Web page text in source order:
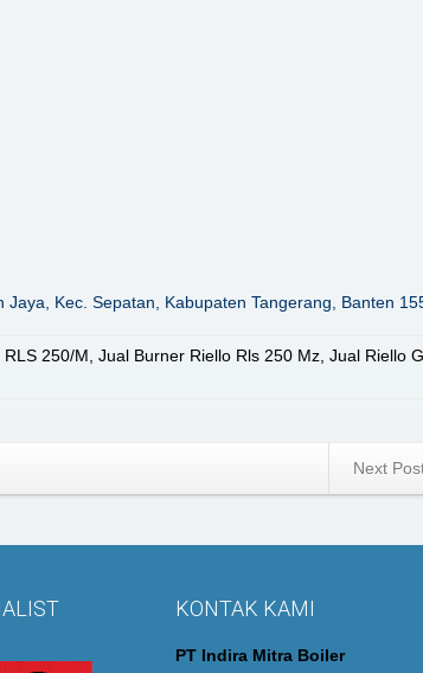
Kec. Sepatan, Kabupaten Tangerang, Banten
250/M Jual Burner Riello Rls 250 Mz Jual Riello
Next
KONTAK KAMI
PT Indira Mitra Boiler